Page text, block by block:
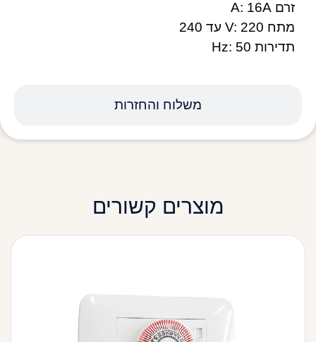
משלוח והחזרות
זרם A: 16A
מתח V: 220 עד 240
תדירות Hz: 50
מוצרים קשורים